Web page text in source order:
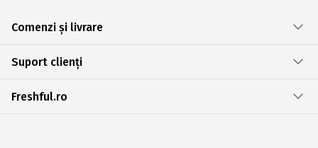
Comenzi și livrare
Suport clienți
Freshful.ro